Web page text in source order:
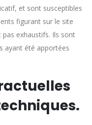
et sont susceptibles
figurant sur le site
exhaustifs. Ils sont
ayant été apportées